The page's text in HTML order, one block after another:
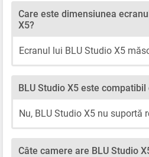
Care este dimensiunea
X5?
Ecranul lui BLU Studio X5
BLU Studio X5 este
Nu, BLU Studio X5 nu suportă
Câte camere are BLU Studio